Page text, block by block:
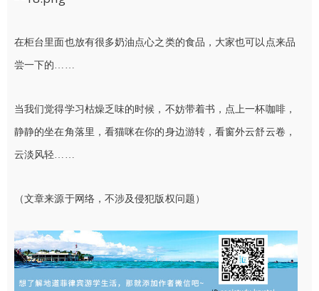
在柜台里面也放有很多奶油点心之类的食品，大家也可以点来品
尝一下的……
当我们觉得学习枯燥乏味的时候，不妨带着书，点上一杯咖啡，
静静的坐在角落里，看猫咪在你的身边游转，看窗外云舒云卷，
云淡风轻……
（文章来源于网络，不涉及侵犯版权问题）